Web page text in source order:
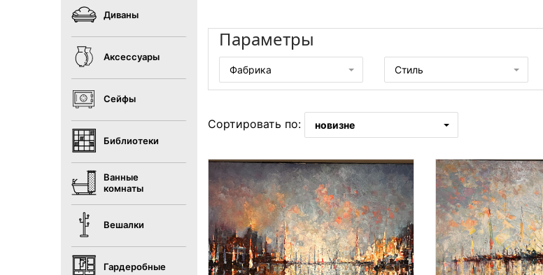
Диваны
Аксессуары
Сейфы
Библиотеки
Ванные
комнаты
Вешалки
Гардеробные
Параметры
Фабрика Стиль
Сортировать по: новизне